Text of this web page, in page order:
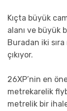
Kıçta büyük
alanı ve büyük
Buradan iki
çıkıyor.
26XP’nin en
metrekarelik
metrelik bir